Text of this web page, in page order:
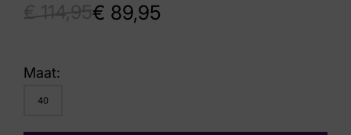
€ 89,95
Maat:
40